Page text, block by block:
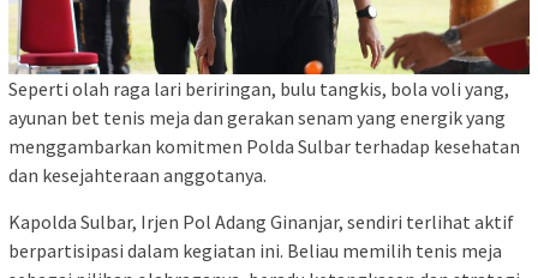
Seperti olah raga lari beriringan, bulu tangkis, bola voli yang,
ayunan bet tenis meja dan gerakan senam yang energik yang
menggambarkan komitmen Polda Sulbar terhadap kesehatan
dan kesejahteraan anggotanya.
Kapolda Sulbar, Irjen Pol Adang Ginanjar, sendiri terlihat aktif
berpartisipasi dalam kegiatan ini. Beliau memilih tenis meja